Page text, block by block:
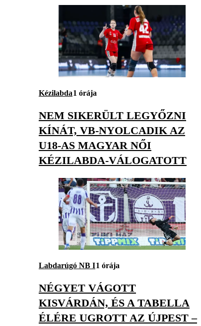
Kézilabda1 órája
NEM SIKERÜLT LEGYŐZNI
KÍNÁT, VB-NYOLCADIK AZ
U18-AS MAGYAR NŐI
KÉZILABDA-VÁLOGATOTT
Labdarúgó NB I1 órája
NÉGYET VÁGOTT
KISVÁRDÁN, ÉS A TABELLA
ÉLÉRE UGROTT AZ ÚJPEST –